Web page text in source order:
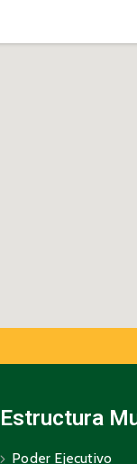
Estructura
Poder Ejecutivo